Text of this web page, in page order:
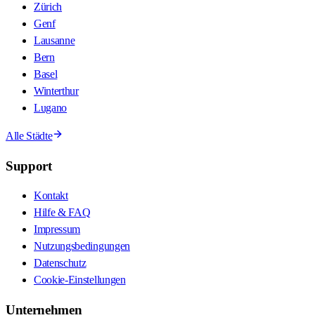
Zürich
Genf
Lausanne
Bern
Basel
Winterthur
Lugano
Alle Städte
Support
Kontakt
Hilfe & FAQ
Impressum
Nutzungsbedingungen
Datenschutz
Cookie-Einstellungen
Unternehmen